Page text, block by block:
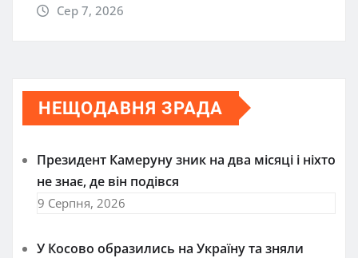
Сер 7, 2026
НЕЩОДАВНЯ ЗРАДА
Президент Камеруну зник на два місяці і ніхто
не знає, де він подівся
9 Серпня, 2026
У Косово образились на Україну та зняли